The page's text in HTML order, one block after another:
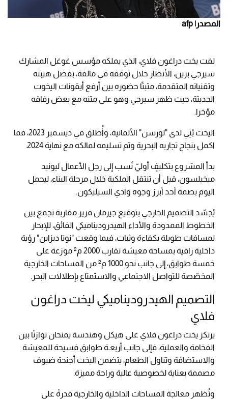
المصدر| afp
لفت يخت دراغون فلاي، الذي يملكه مؤسس غوغل المشارك
سيرجي برين، الأنظار خلال توقفه في مالقة، بفضل هيبته
وتقنياته المتقدمة، مثبتًا حضوره بين أرفع أيقونات اليخوت
الحديثة، حيث ظهر سيرجي وهو على متنه مع بعض رفاقه
مؤخرا.
اليخت بُنِي لدى "لورسن" الألمانية، وأُطلق في ديسمبر 2023، فما
اكمل بنجاح تجاربه البحرية وتم تسليمه لمالكه مع نهاية 2024.
بدأ المشروع بتكليفٍ أوليّ نُسب إلى رجل الأعمال ليونيد
ميخيلسون، قبل أن تنتقل الملكية خلال مرحلة البناء، ليحمل
اليوم بصمة أحد أبرز وجوه وادي السيليكون.
يُجسّد التصميم الخارجي بتوقيع جيرمان فرير مقاربة تجمع بين
الخطوط الممدودة والأداء الهيدروديناميكي الفائق، للإبحار
لمسافات طويلة بكفاءة وثبات، فيما وقعت "نوتا ديزاين" رؤية
داخلية راقية بمساحة معيشة تقارب 2000 م² موزعة على
خمسة طوابق، إلى جانب نحو 1000 م² من المساحات الخارجية
المخصّصة للتواصل الاجتماعي والاستمتاع بإطلالات البحر.
التصميم الهيدروديناميكي ليخت دراغون
فلاي
يرتكز يخت دراغون فلاي على هيكل وهندسة يمنحان توازنًا بين
الفخامة والعملية، فإلى جانب أربعـة طوابق فسيحة للمعيشة
والاستضافة وتناول الطعام، يتضمن اليخت أجنحة ضيوف
مصممة بعناية لخصوصية عالية وراحة مميزة.
وتُظهر معالجة المساحات الداخلية والخارجية قدرةً على